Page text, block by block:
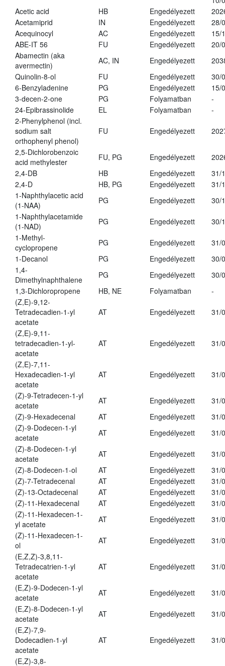
Acetic acid
HB Engedélyezett
Acetamiprid
IN Engedélyezett
28/
Acequinocyl
AC Engedélyezett
15/
ABE-IT 56
FU Engedélyezett
20/
Abamectin (aka
avermectin)
AC, IN Engedélyezett
Quinolin-8-ol
FU Engedélyezett
30/
6-Benzyladenine
PG Engedélyezett
15/
3-decen-2-one
PG Folyamatban
-
24-Epibrassinolide
EL Folyamatban
-
2-Phenylphenol (incl.
sodium salt
orthophenyl phenol)
FU Engedélyezett
2,5-Dichlorobenzoic
acid methylester
FU, PG Engedélyezett
2,4-DB
HB Engedélyezett
31/
2,4-D
HB, PG Engedélyezett
31/
1-Naphthylacetic acid
(1-NAA)
PG Engedélyezett
30/
1-Naphthylacetamide
(1-NAD)
PG Engedélyezett
30/
1-Methyl-
cyclopropene
PG Engedélyezett
31/
1-Decanol
PG Engedélyezett
30/
1,4-
Dimethylnaphthalene
PG Engedélyezett
30/
1,3-Dichloropropene
HB, NE Folyamatban
-
(Z,E)-9,12-
Tetradecadien-1-yl
acetate
AT Engedélyezett 31/
(Z,E)-9,11-
tetradecadien-1-yl-
acetate
AT Engedélyezett 31/
(Z,E)-7,11-
Hexadecadien-1-yl
acetate
AT Engedélyezett 31/
(Z)-9-Tetradecen-1-yl
acetate
AT Engedélyezett
31/
(Z)-9-Hexadecenal
AT Engedélyezett
31/
(Z)-9-Dodecen-1-yl
acetate
AT Engedélyezett
31/
(Z)-8-Dodecen-1-yl
acetate
AT Engedélyezett
31/
(Z)-8-Dodecen-1-ol
AT Engedélyezett
31/
(Z)-7-Tetradecenal
AT Engedélyezett
31/
(Z)-13-Octadecenal
AT Engedélyezett
31/
(Z)-11-Hexadecenal
AT Engedélyezett
31/
(Z)-11-Hexadecen-1-
yl acetate
AT Engedélyezett
31/
(Z)-11-Hexadecen-1-
ol
AT Engedélyezett
31/
(E,Z,Z)-3,8,11-
Tetradecatrien-1-yl
acetate
AT Engedélyezett 31/
(E,Z)-9-Dodecen-1-yl
acetate
AT Engedélyezett
31/
(E,Z)-8-Dodecen-1-yl
acetate
AT Engedélyezett
31/
(E,Z)-7,9-
Dodecadien-1-yl
acetate
AT Engedélyezett 31/
(E,Z)-3,8-